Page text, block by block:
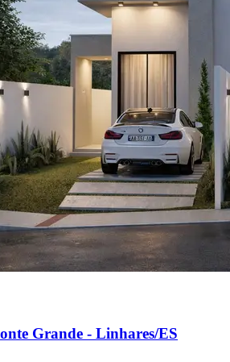
Grande - Linhares/ES